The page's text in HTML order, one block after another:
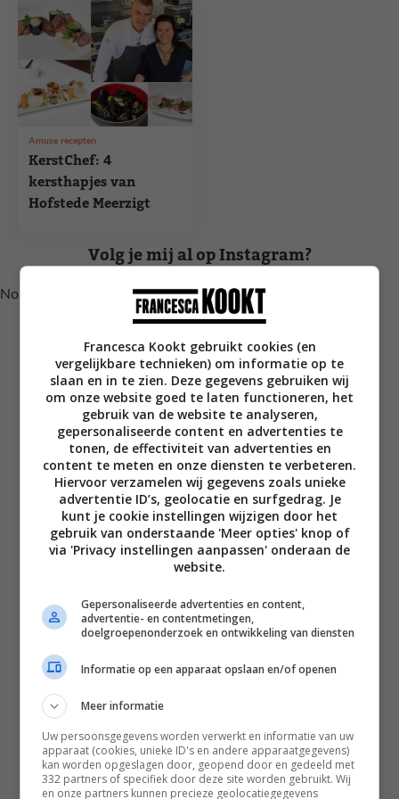
KerstChef: 4
kersthapjes van
Hofstede Meerzigt
Amuse recepten
Volg je mij al op Instagram?
No posts found.
Disclaimer
Privacy voorwaarden
Instagram
Facebook
Pinterest
Home
Word gratis lid
Recepten
Leefstijl
Reizen
Francesca Kookt gebruikt cookies (en
vergelijkbare technieken) om informatie op te
slaan en in te zien. Deze gegevens gebruiken wij
om onze website goed te laten functioneren, het
gebruik van de website te analyseren,
gepersonaliseerde content en advertenties te
tonen, de effectiviteit van advertenties en
content te meten en onze diensten te verbeteren.
Hiervoor verzamelen wij gegevens zoals unieke
advertentie ID’s, geolocatie en surfgedrag. Je
kunt je cookie instellingen wijzigen door het
gebruik van onderstaande 'Meer opties' knop of
via 'Privacy instellingen aanpassen' onderaan de
website.
Gepersonaliseerde advertenties en content,
advertentie- en contentmetingen,
doelgroepenonderzoek en ontwikkeling van diensten
Informatie op een apparaat opslaan en/of openen
Meer informatie
Uw persoonsgegevens worden verwerkt en informatie van uw
apparaat (cookies, unieke ID's en andere apparaatgegevens)
kan worden opgeslagen door, geopend door en gedeeld met
332 partners of specifiek door deze site worden gebruikt. Wij
en onze partners kunnen precieze geolocatiegegevens